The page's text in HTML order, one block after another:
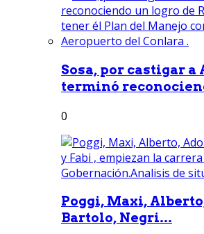
Sosa, por castigar a
terminó
0
Poggi, Maxi,
Bartolo, Negri...